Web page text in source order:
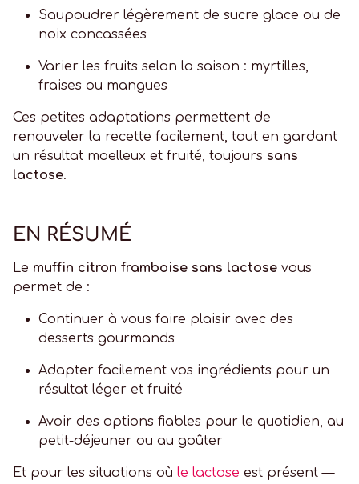
Saupoudrer légèrement de sucre glace ou de
noix concassées
Varier les fruits selon la saison : myrtilles,
fraises ou mangues
Ces petites adaptations permettent de
renouveler la recette facilement, tout en gardant
un résultat moelleux et fruité, toujours sans
lactose.
EN RÉSUMÉ
Le muffin citron framboise sans lactose vous
permet de :
Continuer à vous faire plaisir avec des
desserts gourmands
Adapter facilement vos ingrédients pour un
résultat léger et fruité
Avoir des options fiables pour le quotidien, au
petit-déjeuner ou au goûter
Et pour les situations où le lactose est présent —